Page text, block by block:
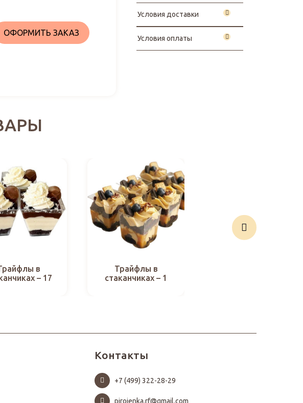
ОФОРМИТЬ ЗАКАЗ
Условия доставки
Условия оплаты
в
– 17
Трайфлы в
стаканчиках – 1
Контакты
+7 (499) 322-28-29
pirojenka.rf@gmail.com